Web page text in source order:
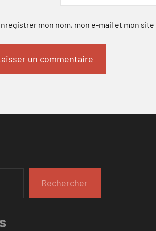
mon nom, mon e-mail et mon
Rechercher